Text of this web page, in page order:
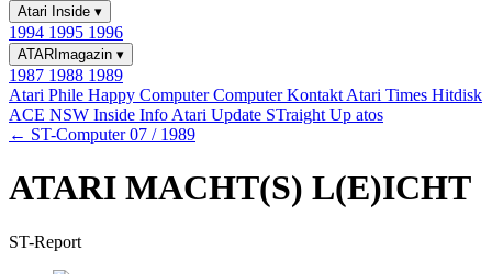
Atari Inside ▾
1994 1995 1996
ATARImagazin ▾
1987 1988 1989
Atari Phile Happy ComputerComputer Kontakt Atari Times Hitdisk
ACE NSW Inside Info Atari Update STraight Up atos
← ST-Computer 07 / 1989
ATARI MACHT(S) L(E)ICHT
ST-Report